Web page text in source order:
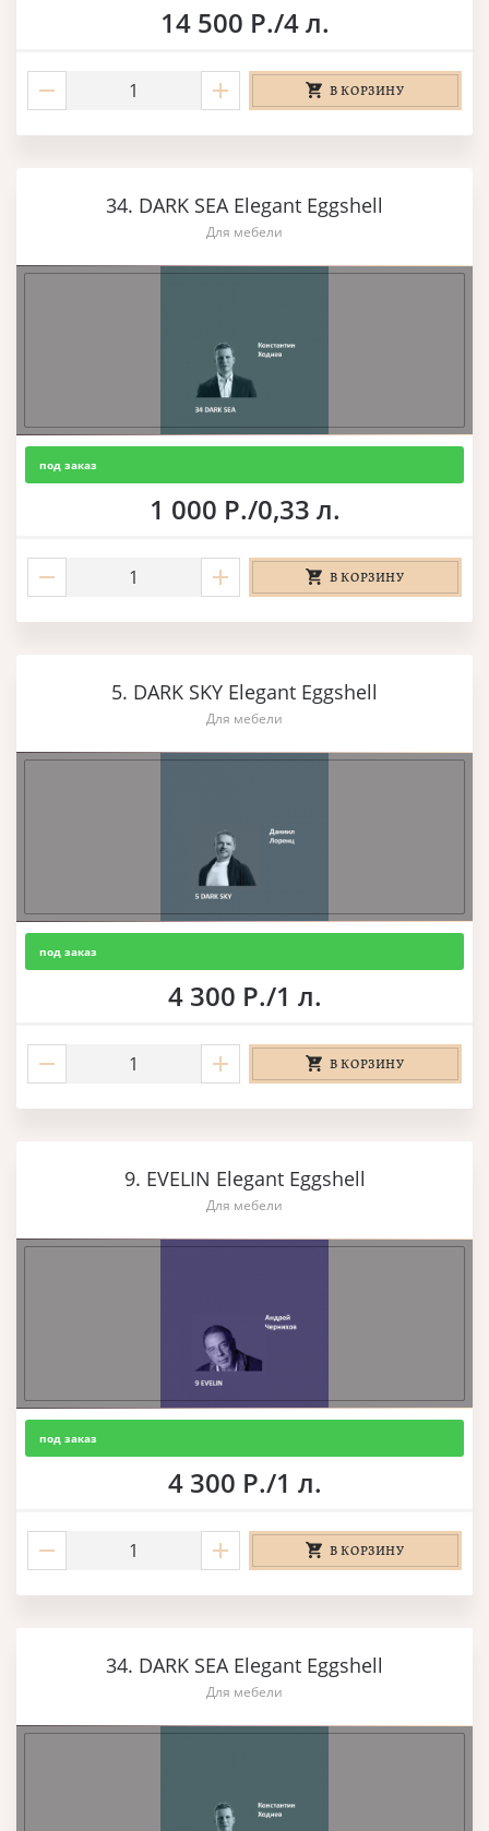
14 500 Р./4 л.
В КОРЗИНУ
34. DARK SEA Elegant Eggshell
Для мебели
под заказ
1 000 Р./0,33 л.
В КОРЗИНУ
5. DARK SKY Elegant Eggshell
Для мебели
под заказ
4 300 Р./1 л.
В КОРЗИНУ
9. EVELIN Elegant Eggshell
Для мебели
под заказ
4 300 Р./1 л.
В КОРЗИНУ
34. DARK SEA Elegant Eggshell
Для мебели